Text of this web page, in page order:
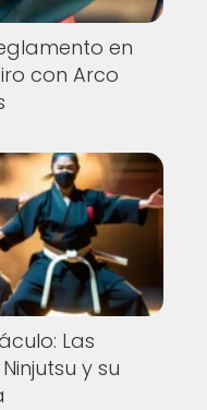
en
con Arco
Las
y su